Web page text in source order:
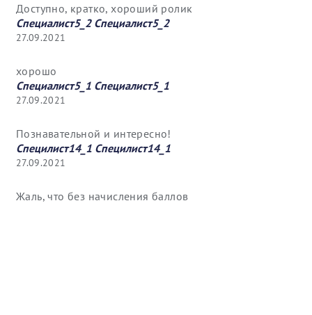
Доступно, кратко, хороший ролик
Специалист5_2 Специалист5_2
27.09.2021
хорошо
Специалист5_1 Специалист5_1
27.09.2021
Познавательной и интересно!
Специлист14_1 Специлист14_1
27.09.2021
Жаль, что без начисления баллов